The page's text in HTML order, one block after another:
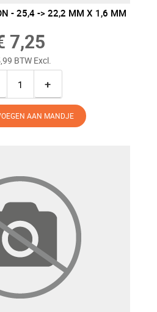
- 25,4 -> 22,2 MM X 1,6 MM
7,25
BTW Excl.
+
AAN MANDJE